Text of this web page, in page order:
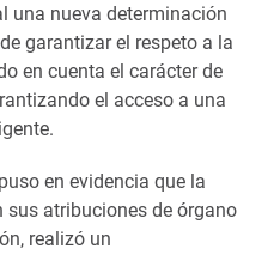
una nueva determinación
garantizar el respeto a la
en cuenta el carácter de
el acceso a una
en evidencia que la
sus atribuciones de órgano
realizó un